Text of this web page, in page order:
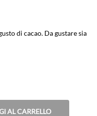
di cacao. Da gustare sia
AL CARRELLO